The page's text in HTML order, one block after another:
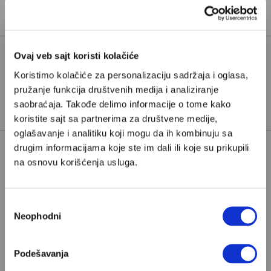
Ovaj veb sajt koristi kolačiće
Koristimo kolačiće za personalizaciju sadržaja i oglasa,
pružanje funkcija društvenih medija i analiziranje
saobraćaja. Takođe delimo informacije o tome kako
koristite sajt sa partnerima za društvene medije,
oglašavanje i analitiku koji mogu da ih kombinuju sa
drugim informacijama koje ste im dali ili koje su prikupili
na osnovu korišćenja usluga.
сагласности
Neophodni
Podešavanja
TAGOVI:
SPLIT
TURISTIČKI GRADOVI
TURIZAM